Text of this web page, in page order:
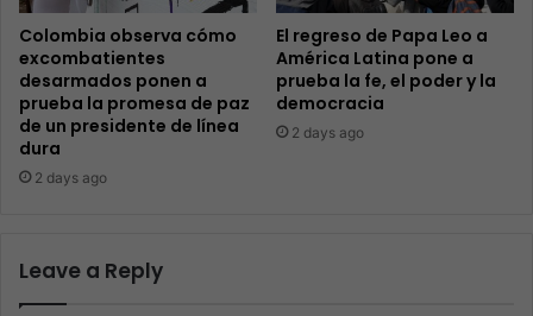
Colombia observa cómo
excombatientes
desarmados ponen a
prueba la promesa de paz
de un presidente de línea
dura
2 days ago
El regreso de Papa Leo a
América Latina pone a
prueba la fe, el poder y la
democracia
2 days ago
Leave a Reply